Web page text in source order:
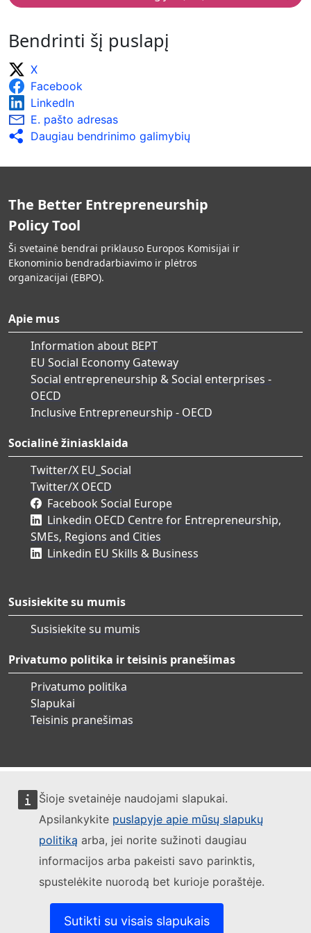
Šioje svetainėje naudojami slapukai.
Apsilankykite puslapyje apie mūsų slapukų
politiką arba, jei norite sužinoti daugiau
informacijos arba pakeisti savo parinktis,
spustelėkite nuorodą bet kurioje poraštėje.
Sutikti su visais slapukais
veiksmų, skirtų senjorams, poveikiui įvertinti, o jų
profilių senjorus, pvz., renkant duomenis apie
būdingąsias savybes, tokias kaip amžius, lytis,
profesinė ir ankstesnė verslumo patirtis.
Stebėsenos ir vertinimo rezultatai pristatomi
plačiai ir naudojami įgyvendinant informuotumo
Bendrinti šį puslapį
X
Facebook
LinkedIn
E. pašto adresas
Daugiau bendrinimo galimybių
The Better Entrepreneurship
Policy Tool
Ši svetainė bendrai priklauso Europos Komisijai ir
Ekonominio bendradarbiavimo ir plėtros
organizacijai (EBPO).
Apie mus
Information about BEPT
EU Social Economy Gateway
Social entrepreneurship & Social enterprises -
OECD
Inclusive Entrepreneurship - OECD
Socialinė žiniasklaida
Twitter/X EU_Social
Twitter/X OECD
Facebook Social Europe
Linkedin OECD Centre for Entrepreneurship,
SMEs, Regions and Cities
Linkedin EU Skills & Business
Susisiekite su mumis
Susisiekite su mumis
Privatumo politika ir teisinis pranešimas
Privatumo politika
Slapukai
Teisinis pranešimas